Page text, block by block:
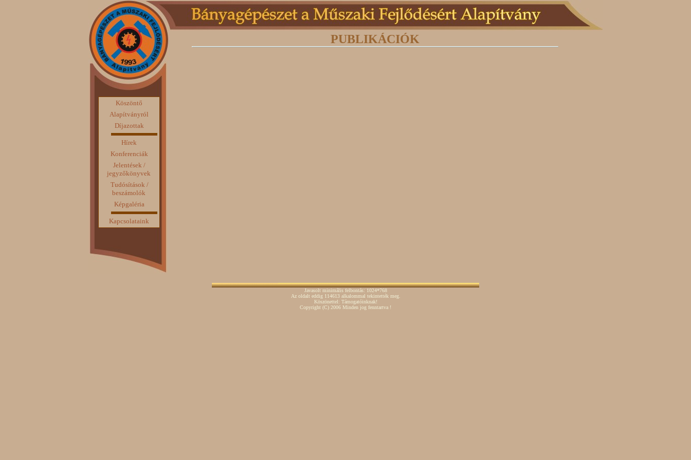
Köszöntő
Alapítványról
Díjazottak
Hírek
Konferenciák
Jelentések /
jegyzőkönyvek
Tudósítások /
beszámolók
Képgaléria
Kapcsolataink
PUBLIKÁCIÓK
Javasolt minimális felbontás: 1024*768
Az oldalt eddig 114613 alkalommal tekintették meg.
Köszönettel: Támogatóinknak!
Copyright (C) 2006 Minden jog fenntartva !